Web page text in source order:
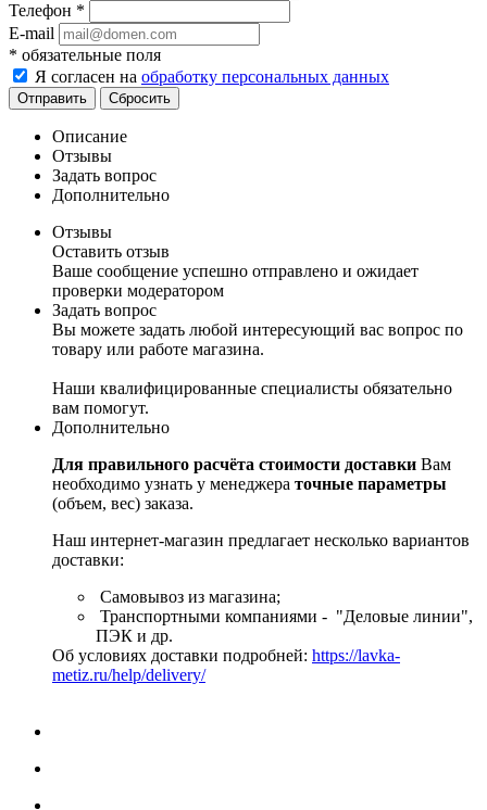
Телефон *
E-mail
* обязательные поля
Я согласен на обработку персональных данных
Сбросить
Описание
Отзывы
Задать вопрос
Дополнительно
Отзывы
Оставить отзыв
Ваше сообщение успешно отправлено и ожидает
проверки модератором
Задать вопрос
Вы можете задать любой интересующий вас вопрос по
товару или работе магазина.
Наши квалифицированные специалисты обязательно
вам помогут.
Дополнительно
Для правильного расчёта стоимости доставки Вам
необходимо узнать у менеджера точные параметры
(объем, вес) заказа.
Наш интернет-магазин предлагает несколько вариантов
доставки:
Самовывоз из магазина;
Транспортными компаниями - "Деловые линии",
ПЭК и др.
Об условиях доставки подробней: https://lavka-
metiz.ru/help/delivery/